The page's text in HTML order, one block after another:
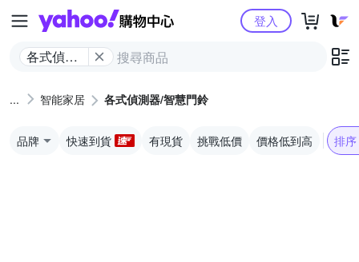
Yahoo購物中心
各式偵測
鈴
登入
智能家居 各式偵測器/智慧門鈴
品牌 快速到貨 有現貨 挑戰低價 價格低到高 排序